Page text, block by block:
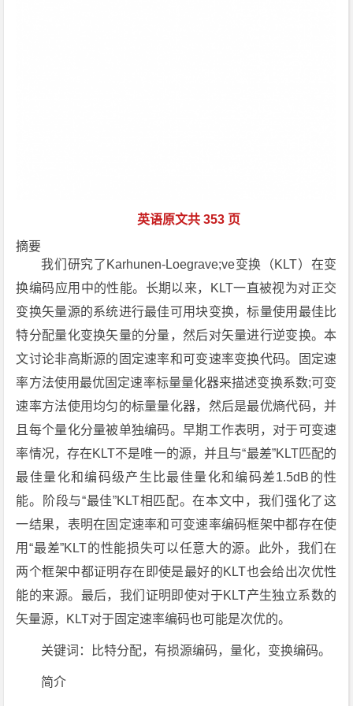
英语原文共 353 页
摘要
我们研究了Karhunen-Loegrave;ve变换（KLT）在变
换编码应用中的性能。长期以来，KLT一直被视为对正交
变换矢量源的系统进行最佳可用块变换，标量使用最佳比
特分配量化变换矢量的分量，然后对矢量进行逆变换。本
文讨论非高斯源的固定速率和可变速率变换代码。固定速
率方法使用最优固定速率标量量化器来描述变换系数;可变
速率方法使用均匀的标量量化器，然后是最优熵代码，并
且每个量化分量被单独编码。早期工作表明，对于可变速
率情况，存在KLT不是唯一的源，并且与“最差”KLT匹配的
最佳量化和编码级产生比最佳量化和编码差1.5dB的性
能。阶段与“最佳”KLT相匹配。在本文中，我们强化了这
一结果，表明在固定速率和可变速率编码框架中都存在使
用“最差”KLT的性能损失可以任意大的源。此外，我们在
两个框架中都证明存在即使是最好的KLT也会给出次优性
能的来源。最后，我们证明即使对于KLT产生独立系数的
矢量源，KLT对于固定速率编码也可能是次优的。
关键词：比特分配，有损源编码，量化，变换编码。
简介